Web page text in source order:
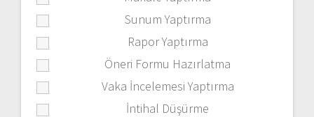
Sunum Yaptırma
Rapor Yaptırma
Öneri Formu Hazırlatma
Vaka İncelemesi Yaptırma
İntihal Düşürme